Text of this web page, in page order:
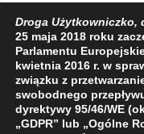
2009 - 2026
Droga Użytkowniczko,
25 maja 2018 roku
Parlamentu
kwietnia 2016 r. w
związku z
swobodnego
dyrektywy 95/46/WE
„GDPR” lub „Ogólne